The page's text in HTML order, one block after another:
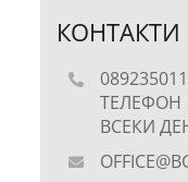
КОНТАКТИ
ТЕЛЕФОН
ВСЕКИ